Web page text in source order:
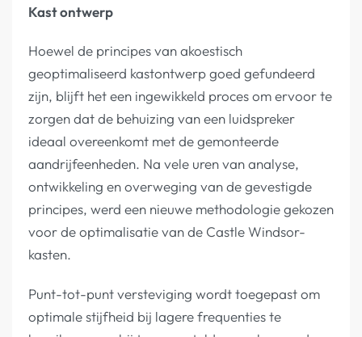
Kast ontwerp
Hoewel de principes van akoestisch
geoptimaliseerd kastontwerp goed gefundeerd
zijn, blijft het een ingewikkeld proces om ervoor te
zorgen dat de behuizing van een luidspreker
ideaal overeenkomt met de gemonteerde
aandrijfeenheden. Na vele uren van analyse,
ontwikkeling en overweging van de gevestigde
principes, werd een nieuwe methodologie gekozen
voor de optimalisatie van de Castle Windsor-
kasten.
Punt-tot-punt versteviging wordt toegepast om
optimale stijfheid bij lagere frequenties te